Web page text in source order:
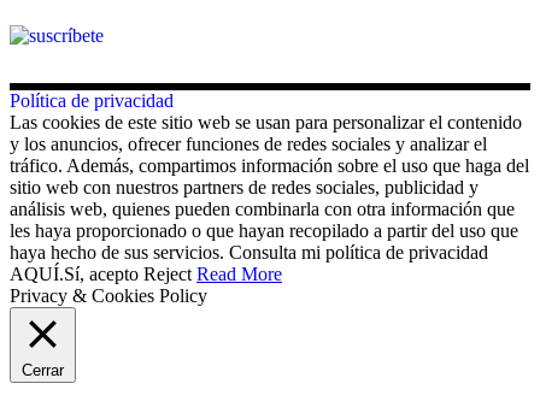
Política de privacidad
Las cookies de este sitio web se usan para personalizar el contenido
y los anuncios, ofrecer funciones de redes sociales y analizar el
tráfico. Además, compartimos información sobre el uso que haga del
sitio web con nuestros partners de redes sociales, publicidad y
análisis web, quienes pueden combinarla con otra información que
les haya proporcionado o que hayan recopilado a partir del uso que
haya hecho de sus servicios. Consulta mi política de privacidad
AQUÍ.Sí, acepto Reject Read More
Privacy & Cookies Policy
Cerrar